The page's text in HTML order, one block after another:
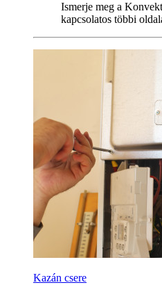
Ismerje meg a
kapcsolatos többi
Kazán csere